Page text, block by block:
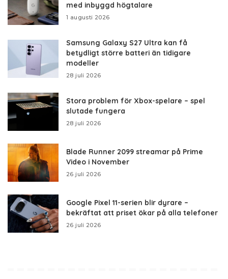
med inbyggd högtalare
1 augusti 2026
Samsung Galaxy S27 Ultra kan få
betydligt större batteri än tidigare
modeller
28 juli 2026
Stora problem för Xbox-spelare – spel
slutade fungera
28 juli 2026
Blade Runner 2099 streamar på Prime
Video i November
26 juli 2026
Google Pixel 11-serien blir dyrare –
bekräftat att priset ökar på alla telefoner
26 juli 2026